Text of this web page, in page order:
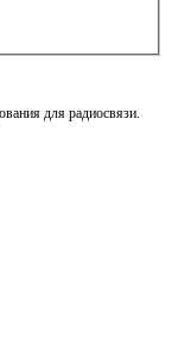
для радиосвязи.